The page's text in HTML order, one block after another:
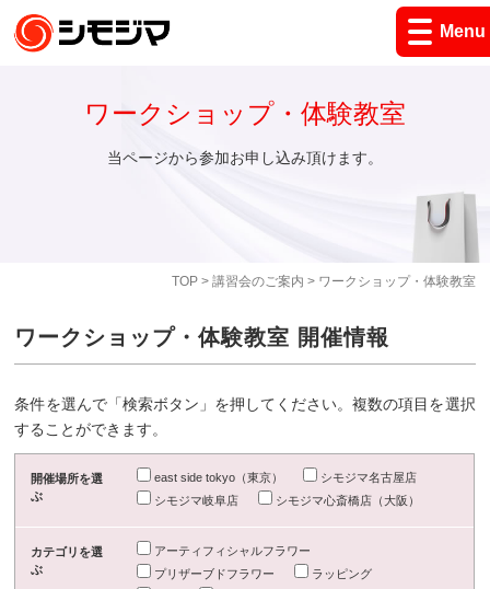
Menu
TOP> 講習会のご案内 > ワークショップ・体験教室
ワークショップ・体験教室
当ページから参加お申し込み頂けます。
ワークショップ・体験教室 開催情報
条件を選んで「検索ボタン」を押してください。複数の項目を選択
することができます。
開催場所を選
ぶ
east side tokyo（東京）
シモジマ名古屋店
シモジマ岐阜店
シモジマ心斎橋店（大阪）
カテゴリを選
ぶ
アーティフィシャルフラワー
プリザーブドフラワー
ラッピング